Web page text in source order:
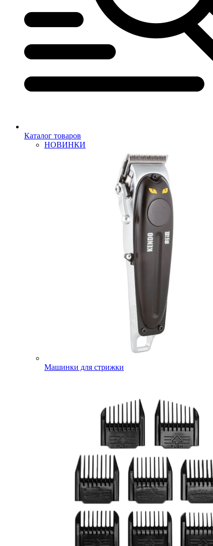
Каталог товаров
НОВИНКИ
Машинки для стрижки